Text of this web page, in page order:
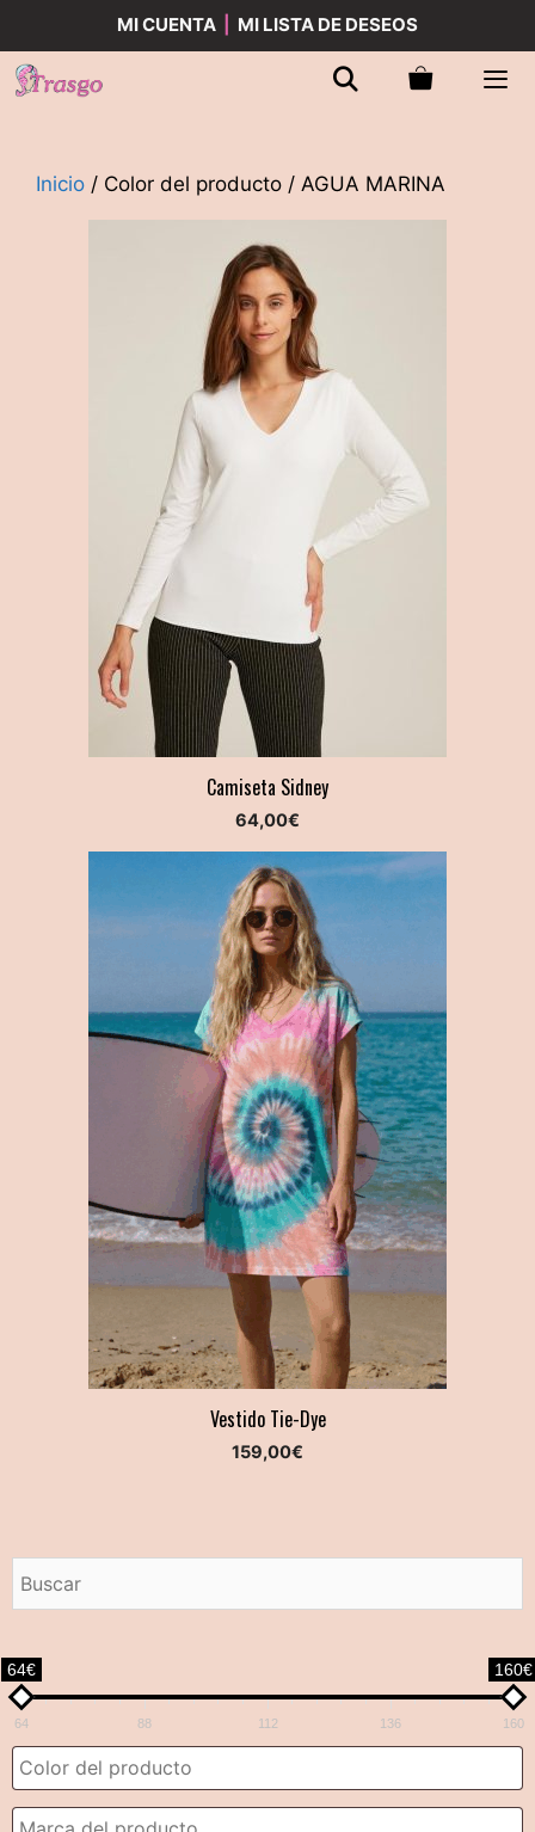
contenido
MI CUENTA MI LISTA DE DESEOS
Inicio / Color del producto / AGUA MARINA
Camiseta Sidney
64,00€
Vestido Tie-Dye
159,00€
64€ 160€
64 88 112 136 160